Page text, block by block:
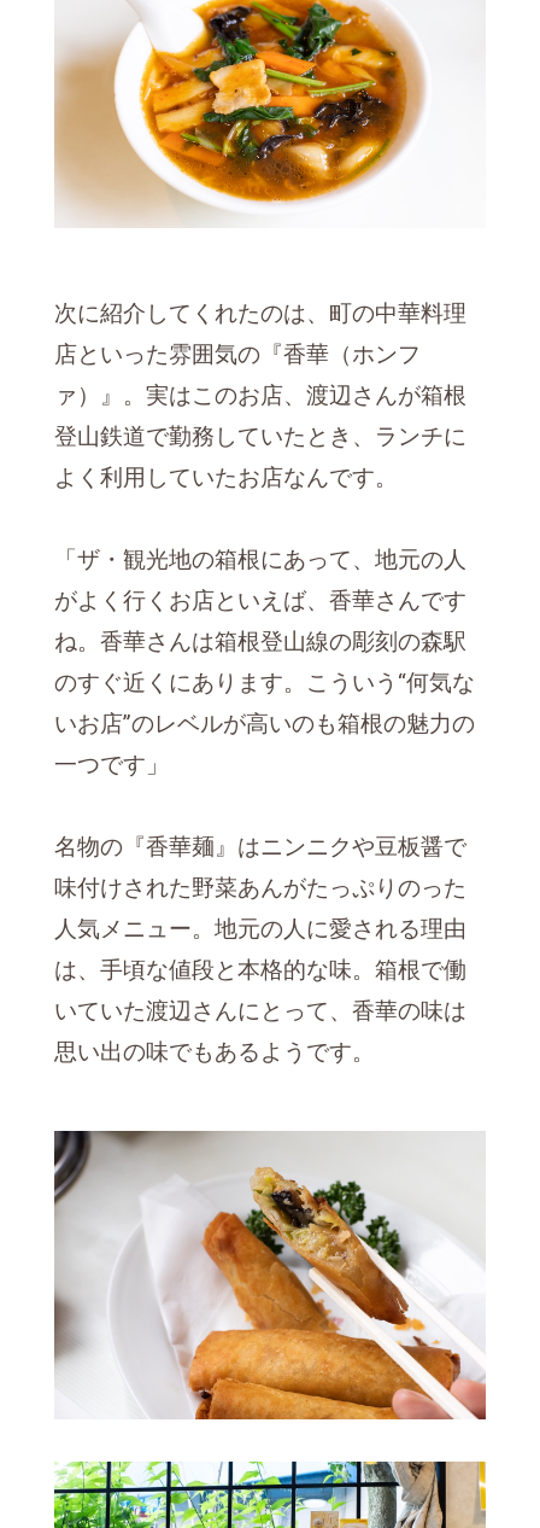
次に紹介してくれたのは、町の中華料理
店といった雰囲気の『香華（ホンフ
ァ）』。実はこのお店、渡辺さんが箱根
登山鉄道で勤務していたとき、ランチに
よく利用していたお店なんです。
「ザ・観光地の箱根にあって、地元の人
がよく行くお店といえば、香華さんです
ね。香華さんは箱根登山線の彫刻の森駅
のすぐ近くにあります。こういう“何気な
いお店”のレベルが高いのも箱根の魅力の
一つです」
名物の『香華麺』はニンニクや豆板醤で
味付けされた野菜あんがたっぷりのった
人気メニュー。地元の人に愛される理由
は、手頃な値段と本格的な味。箱根で働
いていた渡辺さんにとって、香華の味は
思い出の味でもあるようです。